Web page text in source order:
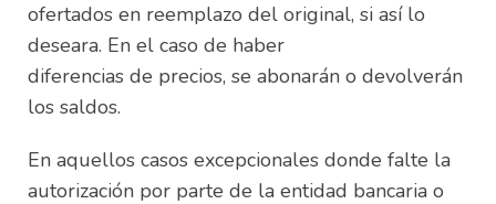
ofertados en reemplazo del original, si así lo
deseara. En el caso de haber
diferencias de precios, se abonarán o devolverán
los saldos.
En aquellos casos excepcionales donde falte la
autorización por parte de la entidad bancaria o